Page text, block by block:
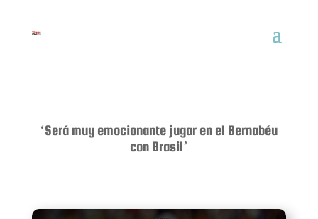
‘Será muy emocionante jugar en el Bernabéu
con Brasil’